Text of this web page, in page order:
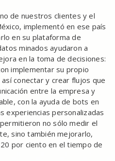
de nuestros clientes y el
implementó en ese país
en su plataforma de
minados ayudaron a
en la toma de decisiones:
implementar su propio
conectar y crear flujos que
entre la empresa y
con la ayuda de bots en
experiencias personalizadas
no sólo medir el
sino también mejorarlo,
por ciento en el tiempo de